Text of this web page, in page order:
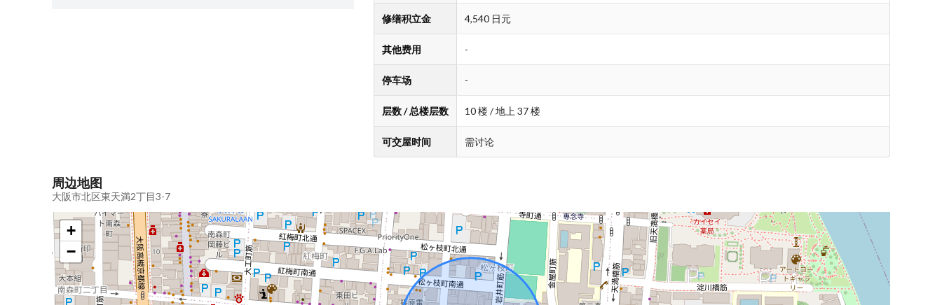
修缮积立金 4,540 日元
其他费用 -
停车场 -
层数 / 总楼层数 10 楼 / 地上 37 楼
可交屋时间 需讨论
周边地图
大阪市北区東天満2丁目3-7
+
−